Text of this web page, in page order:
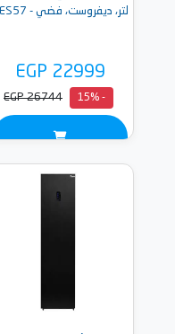
لتر، ديفروست، فضي - EES57
EGP 22999
- 15%
EGP 26744